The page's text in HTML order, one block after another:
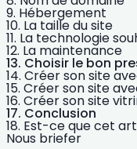
Hébergement
La taille du site
La technologie
La maintenance
Choisir le bon
Créer son site
Créer son site
Créer son site
Conclusion
Est-ce que cet
Nous briefer